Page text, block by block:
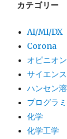
カテゴリー
AI/MI/DX
Corona
オピニオン
サイエン
ハンセン
プログラ
化学
化学工学